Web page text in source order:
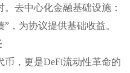
去中心化金融基础设施：
，为协议提供基础收益。
币，更是DeFi流动性革命的